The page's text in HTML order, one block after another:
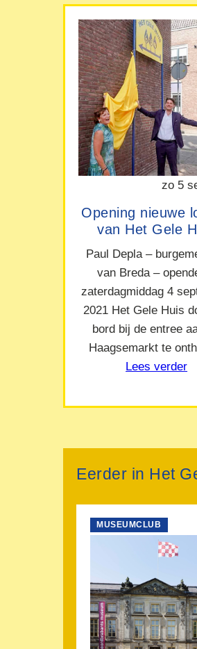
zo 5
Opening nieuwe
van Het Gele
Paul Depla –
van Breda –
zaterdagmiddag 4
2021 Het Gele Huis
bord bij de entree
Haagsemarkt te
Lees verder
Eerder in Het
MUSEUMCLUB